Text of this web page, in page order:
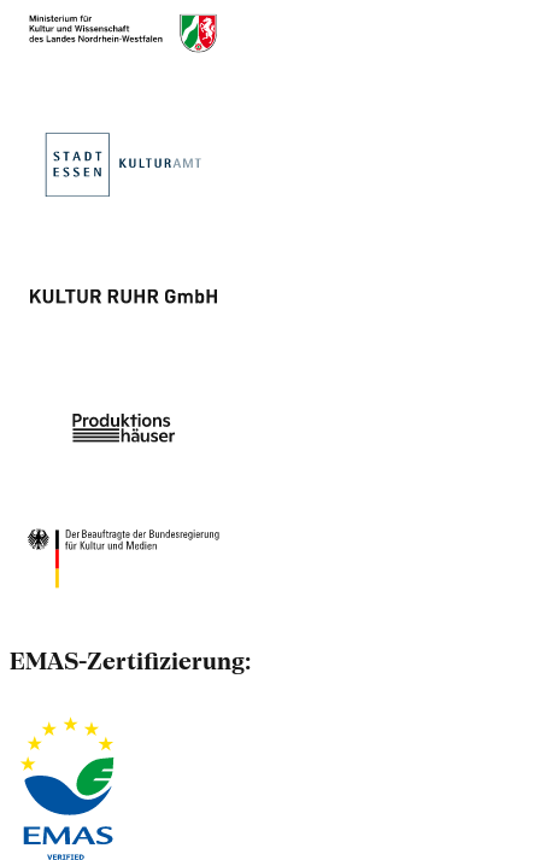
EMAS-Zertifizierung: